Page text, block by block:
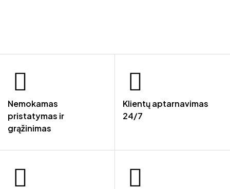
Nemokamas
pristatymas ir
grąžinimas
Klientų aptarnavimas
24/7